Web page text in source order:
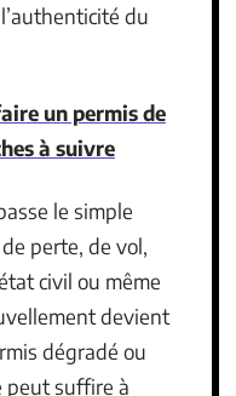
du
un permis de
à suivre
le simple
perte, de vol,
civil ou même
devient
dégradé ou
peut suffire à